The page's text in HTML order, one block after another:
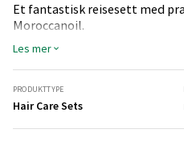
Et fantastisk reisesett med
Moroccanoil.
Produktene passer de som
Settet inneholder shampoo og
Weightless Mask 75 ml. I
reisestørrelse av
Alt dette kommer i en søt
Les mer
PRODUKTTYPE
Hair Care Sets